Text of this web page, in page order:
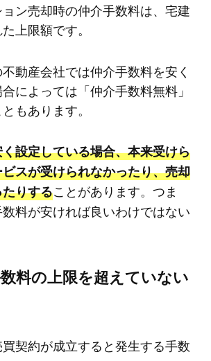
ン売却時の仲介手数料は、宅建
上限額です。
動産会社では仲介手数料を安く
によっては「仲介手数料無料」
もあります。
設定している場合、本来受けら
スが受けられなかったり、売却
りすることがあります。つま
料が安ければ良いわけではない
料の上限を超えていない
契約が成立すると発生する手数